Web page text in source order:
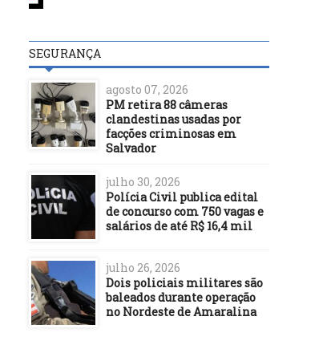
BASTIDORES
23/08/22
Projeto isenta advogado de
responsabilidade por
24/07/19
Palhaças & Palhaços
SEGURANÇA
agosto 07, 2026
PM retira 88 câmeras
clandestinas usadas por
facções criminosas em
Salvador
julho 30, 2026
Polícia Civil publica edital
de concurso com 750 vagas e
salários de até R$ 16,4 mil
julho 26, 2026
Dois policiais militares são
baleados durante operação
no Nordeste de Amaralina